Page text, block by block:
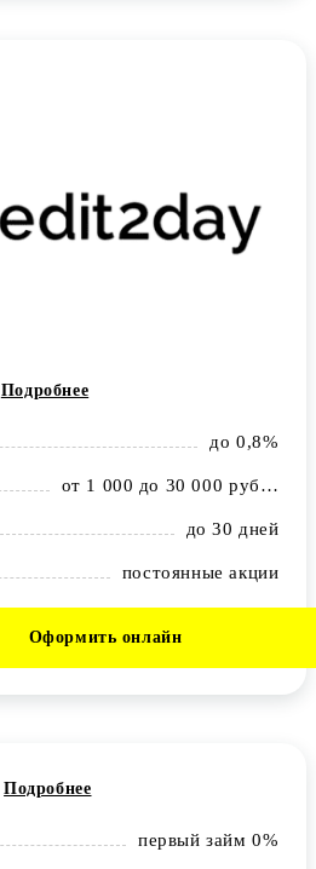
Подробнее
до 0,8%
от 1 000 до 30 000 рублей
до 30 дней
постоянные акции
Оформить онлайн
Подробнее
первый займ 0%